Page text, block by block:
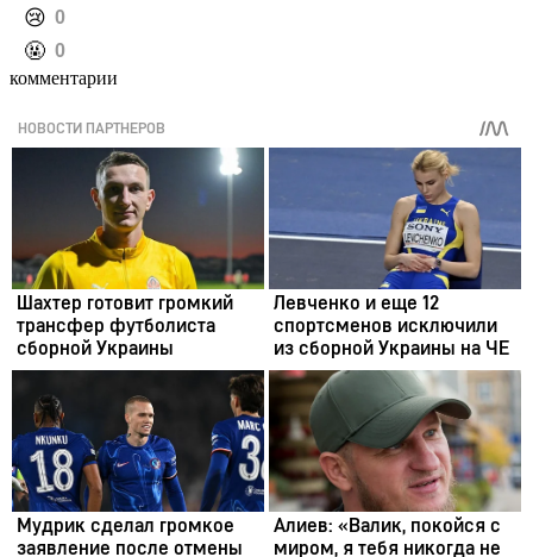
️😢 0
️🤬 0
комментарии